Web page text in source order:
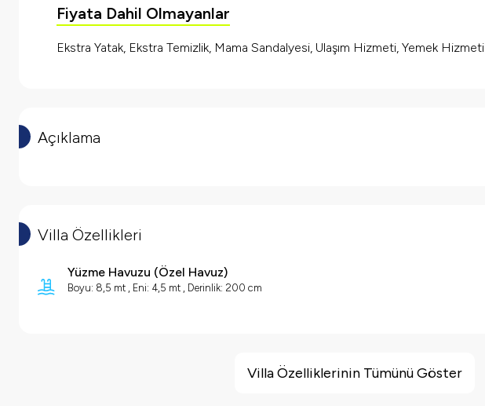
Fiyata Dahil Olmayanlar
Ekstra Yatak, Ekstra Temizlik, Mama Sandalyesi, Ulaşım Hizmeti, Yemek Hizmeti
Açıklama
Villa Özellikleri
Yüzme Havuzu (Özel Havuz)
Boyu: 8,5 mt , Eni: 4,5 mt , Derinlik: 200 cm
Villa Özelliklerinin Tümünü Göster